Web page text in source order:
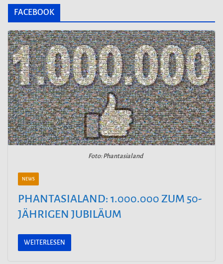
FACEBOOK
Foto: Phantasialand
NEWS
PHANTASIALAND: 1.000.000 ZUM 50-
JÄHRIGEN JUBILÄUM
WEITERLESEN